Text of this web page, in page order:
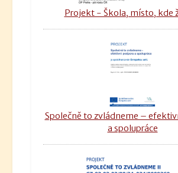
Projekt - Škola, místo, kde
Společně to zvládneme –
a spolupráce